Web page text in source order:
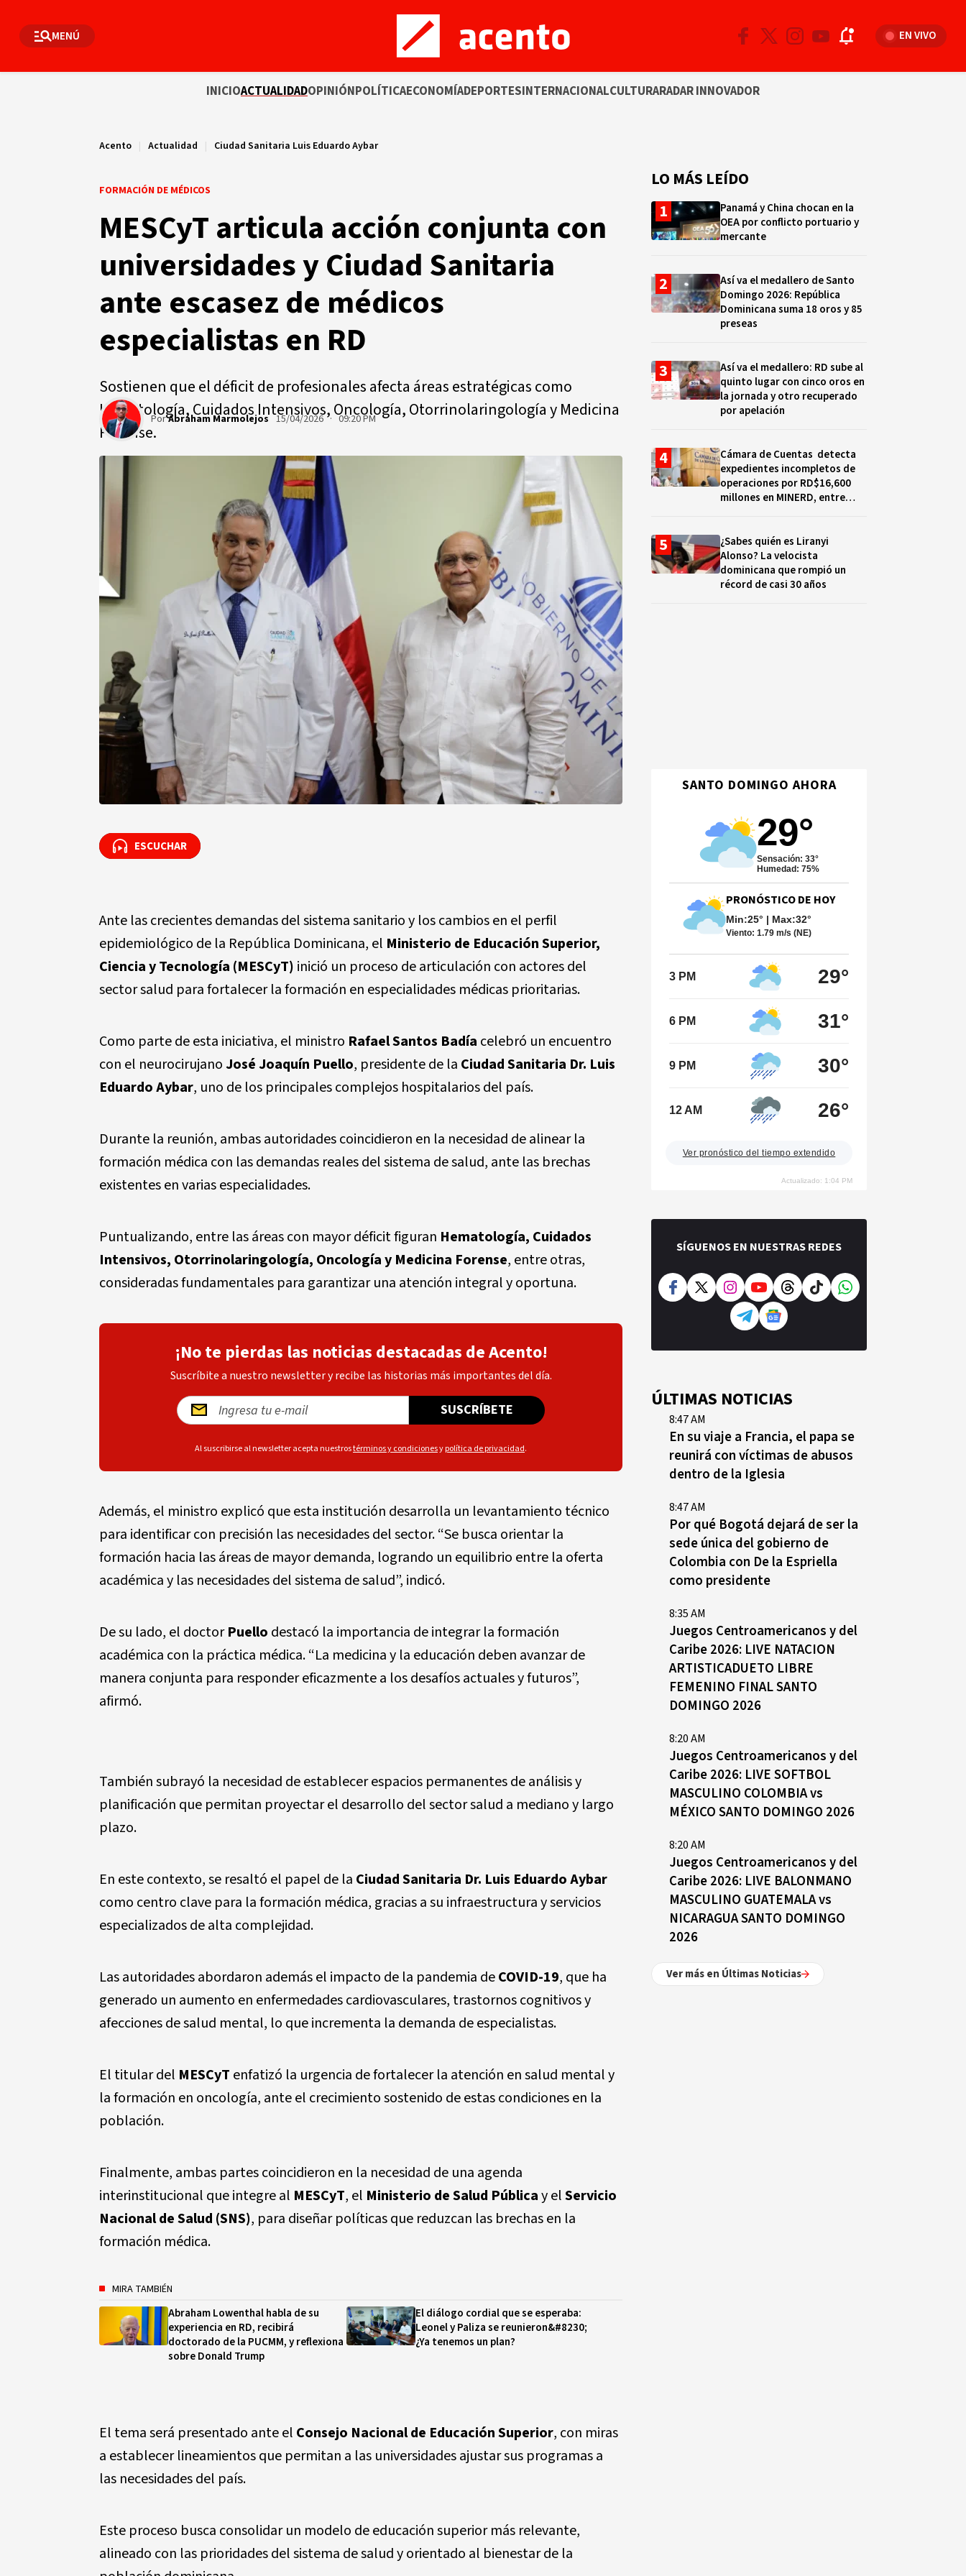
MENÚ EN VIVO
INICIOACTUALIDADOPINIÓNPOLÍTICAECONOMÍADEPORTESINTERNACIONALCULTURARADAR INNOVADOR
Acento | Actualidad | Ciudad Sanitaria Luis Eduardo Aybar
FORMACIÓN DE MÉDICOS
MESCyT articula acción conjunta con
universidades y Ciudad Sanitaria
ante escasez de médicos
especialistas en RD
Sostienen que el déficit de profesionales afecta áreas estratégicas como
Hematología, Cuidados Intensivos, Oncología, Otorrinolaringología y Medicina
Forense.
PorAbraham Marmolejos 15/04/2026 · 09:20 PM
ESCUCHAR
ESCUCHAR
Ante las crecientes demandas del sistema sanitario y los cambios en el perfil
epidemiológico de la República Dominicana, el Ministerio de Educación Superior,
Ciencia y Tecnología (MESCyT) inició un proceso de articulación con actores del
sector salud para fortalecer la formación en especialidades médicas prioritarias.
Como parte de esta iniciativa, el ministro Rafael Santos Badía celebró un encuentro
con el neurocirujanoJosé Joaquín Puello, presidente de la Ciudad Sanitaria Dr. Luis
Eduardo Aybar, uno de los principales complejos hospitalarios del país.
Durante la reunión, ambas autoridades coincidieron en la necesidad de alinear la
formación médica con las demandas reales del sistema de salud, ante las brechas
existentes en varias especialidades.
Puntualizando, entre las áreas con mayor déficit figuran Hematología, Cuidados
Intensivos, Otorrinolaringología, Oncología y Medicina Forense, entre otras,
consideradas fundamentales para garantizar una atención integral y oportuna.
¡No te pierdas las noticias destacadas de Acento!
Suscríbite a nuestro newsletter y recibe las historias más importantes del día.
SUSCRÍBETE
Al suscribirse al newsletter acepta nuestrostérminos y condicionesypolítica de privacidad.
Además, el ministro explicó que esta institución desarrolla un levantamiento técnico
para identificar con precisión las necesidades del sector. “Se busca orientar la
formación hacia las áreas de mayor demanda, logrando un equilibrio entre la oferta
académica y las necesidades del sistema de salud”, indicó.
De su lado, el doctorPuello destacó la importancia de integrar la formación
académica con la práctica médica. “La medicina y la educación deben avanzar de
manera conjunta para responder eficazmente a los desafíos actuales y futuros”,
afirmó.
También subrayó la necesidad de establecer espacios permanentes de análisis y
planificación que permitan proyectar el desarrollo del sector salud a mediano y largo
plazo.
En este contexto, se resaltó el papel de la Ciudad Sanitaria Dr. Luis Eduardo Aybar
como centro clave para la formación médica, gracias a su infraestructura y servicios
especializados de alta complejidad.
Las autoridades abordaron además el impacto de la pandemia deCOVID-19, que ha
generado un aumento en enfermedades cardiovasculares, trastornos cognitivos y
afecciones de salud mental, lo que incrementa la demanda de especialistas.
El titular del MESCyT enfatizó la urgencia de fortalecer la atención en salud mental y
la formación en oncología, ante el crecimiento sostenido de estas condiciones en la
población.
Finalmente, ambas partes coincidieron en la necesidad de una agenda
interinstitucional que integre al MESCyT, el Ministerio de Salud Públicay elServicio
Nacional de Salud (SNS), para diseñar políticas que reduzcan las brechas en la
formación médica.
MIRA TAMBIÉN
Abraham Lowenthal habla de su
experiencia en RD, recibirá
doctorado de la PUCMM, y reflexiona
sobre Donald Trump
El diálogo cordial que se esperaba:
Leonel y Paliza se reunieron&#8230;
¿Ya tenemos un plan?
El tema será presentado ante el Consejo Nacional de Educación Superior, con miras
a establecer lineamientos que permitan a las universidades ajustar sus programas a
las necesidades del país.
Este proceso busca consolidar un modelo de educación superior más relevante,
alineado con las prioridades del sistema de salud y orientado al bienestar de la
LO MÁS LEÍDO
Panamá y China chocan en la
OEA por conflicto portuario y
mercante
Así va el medallero de Santo
Domingo 2026: República
Dominicana suma 18 oros y 85
preseas
Así va el medallero: RD sube al
quinto lugar con cinco oros en
la jornada y otro recuperado
por apelación
Cámara de Cuentas detecta
expedientes incompletos de
operaciones por RD$16,600
millones en MINERD, entre
¿Sabes quién es Liranyi
Alonso? La velocista
dominicana que rompió un
récord de casi 30 años
SANTO DOMINGO AHORA
29°
Sensación: 33°
Humedad: 75%
PRONÓSTICO DE HOY
Min:25° | Max:32°
Viento: 1.79 m/s (NE)
3 PM 29°
6 PM 31°
9 PM 30°
12 AM 26°
Ver pronóstico del tiempo extendido
Actualizado: 1:04 PM
SÍGUENOS EN NUESTRAS REDES
ÚLTIMAS NOTICIAS
8:47 AM
En su viaje a Francia, el papa se
reunirá con víctimas de abusos
dentro de la Iglesia
8:47 AM
Por qué Bogotá dejará de ser la
sede única del gobierno de
Colombia con De la Espriella
como presidente
8:35 AM
Juegos Centroamericanos y del
Caribe 2026: LIVE NATACION
ARTISTICADUETO LIBRE
FEMENINO FINAL SANTO
DOMINGO 2026
8:20 AM
Juegos Centroamericanos y del
Caribe 2026: LIVE SOFTBOL
MASCULINO COLOMBIA vs
MÉXICO SANTO DOMINGO 2026
8:20 AM
Juegos Centroamericanos y del
Caribe 2026: LIVE BALONMANO
MASCULINO GUATEMALA vs
NICARAGUA SANTO DOMINGO
2026
Ver más en Últimas Noticias